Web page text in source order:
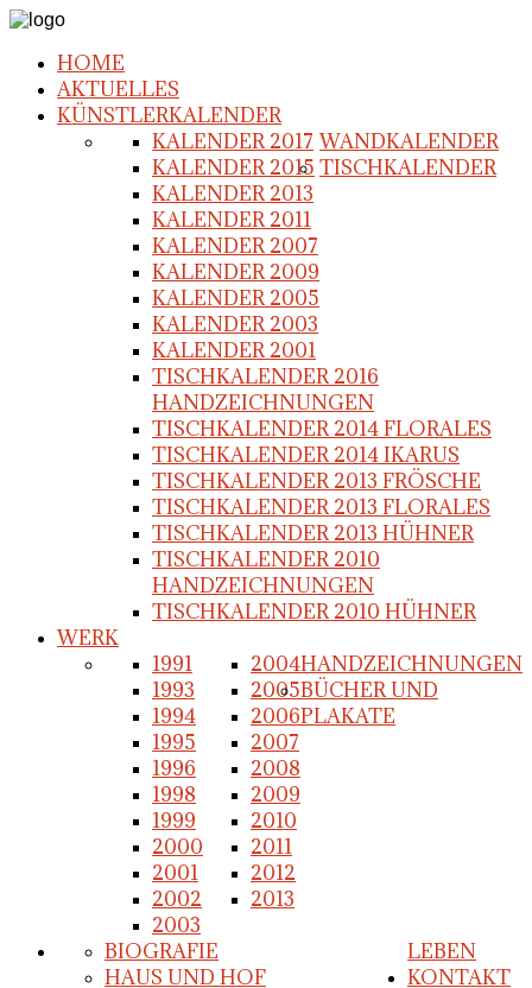
HOME
AKTUELLES
KÜNSTLERKALENDER
WANDKALENDER
KALENDER 2017
KALENDER 2015
KALENDER 2013
KALENDER 2011
KALENDER 2007
KALENDER 2009
KALENDER 2005
KALENDER 2003
KALENDER 2001
TISCHKALENDER
TISCHKALENDER 2016
HANDZEICHNUNGEN
TISCHKALENDER 2014 FLORALES
TISCHKALENDER 2014 IKARUS
TISCHKALENDER 2013 FRÖSCHE
TISCHKALENDER 2013 FLORALES
TISCHKALENDER 2013 HÜHNER
TISCHKALENDER 2010
HANDZEICHNUNGEN
TISCHKALENDER 2010 HÜHNER
WERK
HANDZEICHNUNGEN
1991
1993
1994
1995
1996
1998
1999
2000
2001
2002
2003
2004
2005
2006
2007
2008
2009
2010
2011
2012
2013
BÜCHER UND
PLAKATE
LEBEN
BIOGRAFIE
HAUS UND HOF
KONTAKT